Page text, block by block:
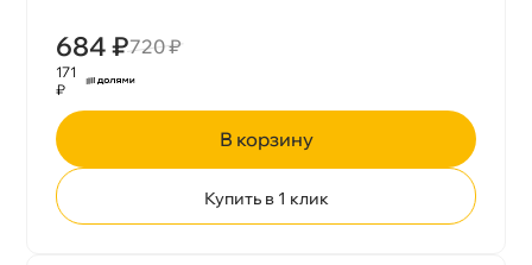
684 ₽720 ₽
171
₽
корзину
Купить в 1 клик